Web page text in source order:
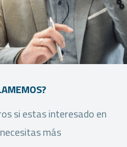
si estas interesado en
más